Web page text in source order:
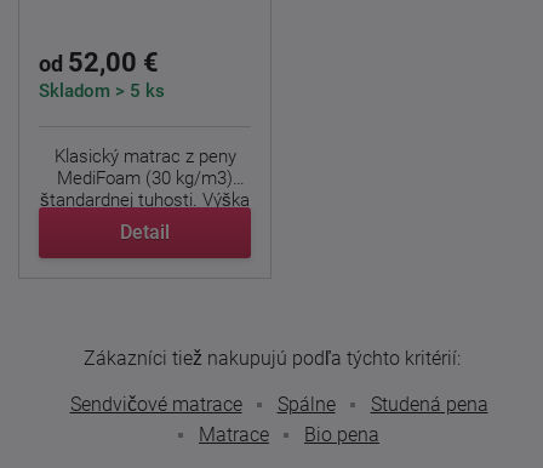
od 52,00 €
Skladom > 5 ks
Klasický matrac z peny
MediFoam (30 kg/m3)
štandardnej tuhosti. Výška
...
Detail
Zákazníci tiež nakupujú podľa týchto kritérií:
Sendvičové matrace
Spálne
Studená pena
Matrace
Bio pena